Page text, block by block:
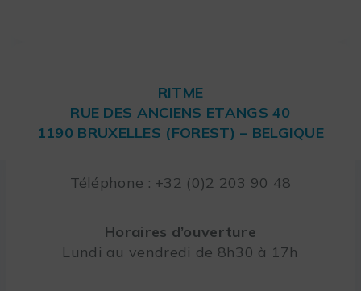
RITME
RUE DES ANCIENS ETANGS 40
1190 BRUXELLES (FOREST) – BELGIQUE
Téléphone : +32 (0)2 203 90 48
Horaires d’ouverture
Lundi au vendredi de 8h30 à 17h